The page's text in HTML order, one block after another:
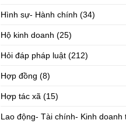
Hình sự- Hành chính (34)
Hộ kinh doanh (25)
Hỏi đáp pháp luật (212)
Hợp đồng (8)
Hợp tác xã (15)
Lao động- Tài chính- Kinh doanh